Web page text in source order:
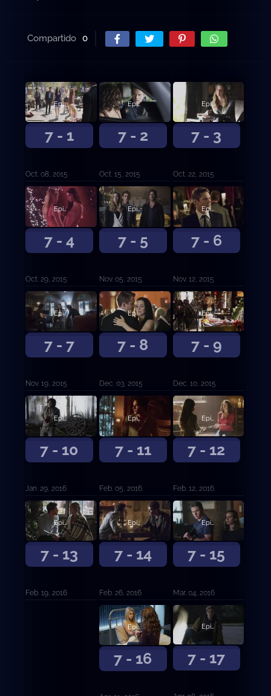
Compartido 0
7 - 1
Episodio 1
Oct. 08, 2015
7 - 2
Episodio 2
Oct. 15, 2015
7 - 3
Episodio 3
Oct. 22, 2015
7 - 4
Episodio 4
Oct. 29, 2015
7 - 5
Episodio 5
Nov. 05, 2015
7 - 6
Episodio 6
Nov. 12, 2015
7 - 7
Episodio 7
Nov. 19, 2015
7 - 8
Episodio 8
Dec. 03, 2015
7 - 9
Episodio 9
Dec. 10, 2015
7 - 10
Episodio 10
Jan. 29, 2016
7 - 11
Episodio 11
Feb. 05, 2016
7 - 12
Episodio 12
Feb. 12, 2016
7 - 13
Episodio 13
Feb. 19, 2016
7 - 14
Episodio 14
Feb. 26, 2016
7 - 15
Episodio 15
Mar. 04, 2016
7 - 16
Episodio 16
7 - 17
Episodio 17